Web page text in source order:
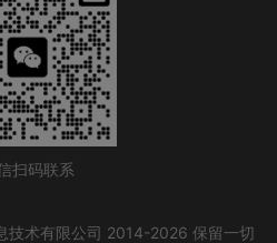
扫码联系
术有限公司 2014-2026 保留一切